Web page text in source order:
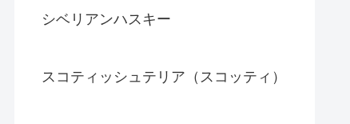
シベリアンハスキー
スコティッシュテリア（スコッティ）